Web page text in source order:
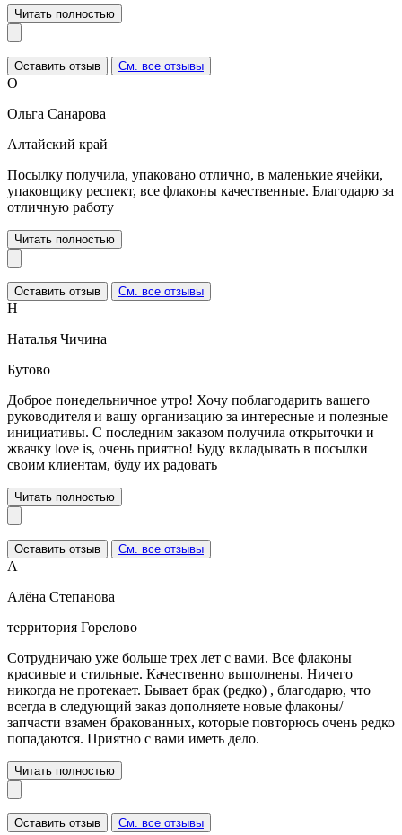
Читать полностью
Оставить отзыв См. все отзывы
О
Ольга Санарова
Алтайский край
Посылку получила, упаковано отлично, в маленькие ячейки,
упаковщику респект, все флаконы качественные. Благодарю за
отличную работу
Читать полностью
Оставить отзыв См. все отзывы
Н
Наталья Чичина
Бутово
Доброе понедельничное утро! Хочу поблагодарить вашего
руководителя и вашу организацию за интересные и полезные
инициативы. С последним заказом получила открыточки и
жвачку love is, очень приятно! Буду вкладывать в посылки
своим клиентам, буду их радовать
Читать полностью
Оставить отзыв См. все отзывы
А
Алёна Степанова
территория Горелово
Сотрудничаю уже больше трех лет с вами. Все флаконы
красивые и стильные. Качественно выполнены. Ничего
никогда не протекает. Бывает брак (редко) , благодарю, что
всегда в следующий заказ дополняете новые флаконы/
запчасти взамен бракованных, которые повторюсь очень редко
попадаются. Приятно с вами иметь дело.
Читать полностью
Оставить отзыв См. все отзывы